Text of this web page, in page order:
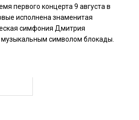
первого концерта 9 августа в
исполнена знаменитая
симфония Дмитрия
символом блокады.